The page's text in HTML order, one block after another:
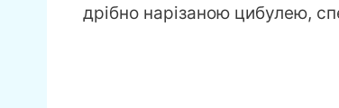
дрібно нарізаною цибулею,